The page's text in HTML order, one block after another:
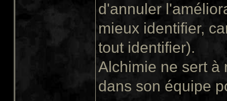
d'annuler
mieux identifier,
tout identifier).
Alchimie ne sert à
dans son équipe